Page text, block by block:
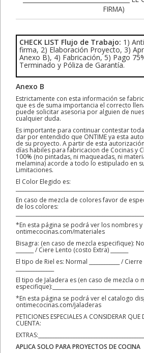
CHECK LIST Flujo de Trabajo: 1)
firma, 2) Elaboración Proyecto, 3)
Anexo B), 4) Fabricación, 5) Pago
Terminado y Póliza de Garantía.
Anexo B
Estrictamente con esta información se
que es de suma importancia el correcto
puede solicitar asesoria por alguien de
cualquier duda.
Es importante para continuar contestar
dar por entendido que ONTIME ya esta
de su proyecto. A partir de esta
días habiles para fabricacion de Cocinas y
100% (no pintadas, ni maqueadas, ni
melamina) acorde a todo lo estipulado en
Limitaciones.
El Color Elegido es:
En caso de mezcla de colores favor de
de los colores:
*En esta página se podrá ver los nombres
ontimecocinas.com/materiales
Bisagra: (en caso de mezcla especifique):
_______ / Ciere Lento (costo Extra) _______
El tipo de Riel es: Normal ____________ /
_______________
El tipo de Jaladera es (en caso de mezcla o
*En esta página se podrá ver el catalogo
ontimecocinas.com/jaladeras
PETICIONES ESPECIALES A CONSIDERAR
CUENTA:
APLICA SOLO PARA PROYECTOS DE COCINA